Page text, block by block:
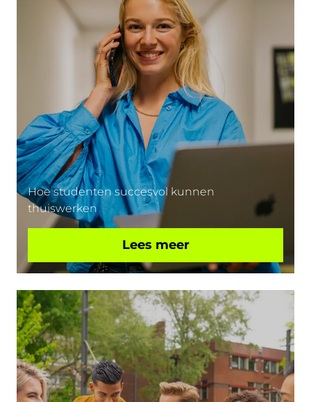
Hoe studenten succesvol kunnen
thuiswerken
Lees meer